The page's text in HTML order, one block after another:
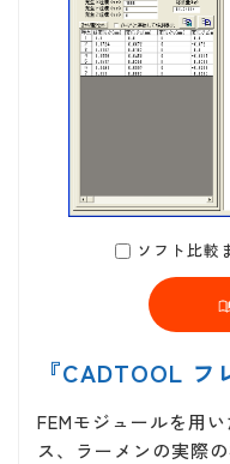
ソフト比較
『CADTOOL フ
FEMモジュールを用
ス、ラーメンの実際